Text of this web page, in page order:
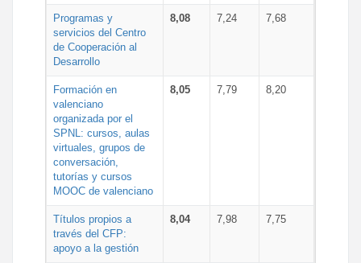
Programas y
servicios del Centro
de Cooperación al
Desarrollo
8,08 7,24 7,68
Formación en
valenciano
organizada por el
SPNL: cursos, aulas
virtuales, grupos de
conversación,
tutorías y cursos
MOOC de valenciano
8,05 7,79 8,20
Títulos propios a
través del CFP:
apoyo a la gestión
8,04 7,98 7,75